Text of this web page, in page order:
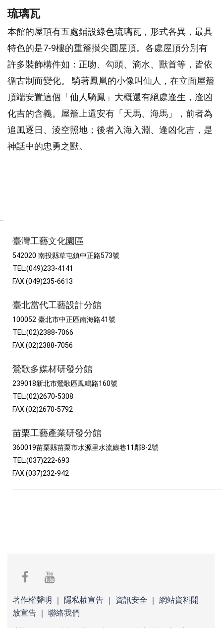
琉璃瓦
本館的屋頂有五處鋪設綠色琉璃瓦，形式各異，最具
特色的是7-9樓的重簷攅尖圓屋頂。各處屋頂分別有
許多裝飾構件如：正吻、勾頭、滴水、獸首等，皆依
循古制而變化。 騎著鳳凰的小像叫仙人，在立面屋簷
頂端安置這個「仙人騎鳳」大概還有絕處逢生，逢凶
化吉的含義。屋簷上還安有「天馬、海馬」，前者為
追風逐日、淩空照地；後者入海入淵、逢凶化吉，是
神話中的忠勇之獸。
:::
臺灣工藝文化園區
542020 南投縣草屯鎮中正路573號
TEL:(049)233-4141
FAX:(049)235-6613
臺北當代工藝設計分館
100052 臺北市中正區南海路41號
TEL:(02)2388-7066
FAX:(02)2388-7056
鶯歌多媒材研發分館
239018新北市鶯歌區鳳鳴路160號
TEL:(02)2670-5308
FAX:(02)2670-5792
苗栗工藝產業研發分館
360019苗栗縣苗栗市水源里水流娘巷11鄰8-2號
TEL:(037)222-693
FAX:(037)232-942
facebook
著作權聲明 ｜ 隱私權宣告 ｜ 資訊安全 ｜ 網站資料開
放宣告 ｜ 聯絡我們